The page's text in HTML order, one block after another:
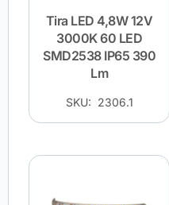
Tira LED 4,8W 12V
3000K 60 LED
SMD2538 IP65 390
Lm
SKU: 2306.1